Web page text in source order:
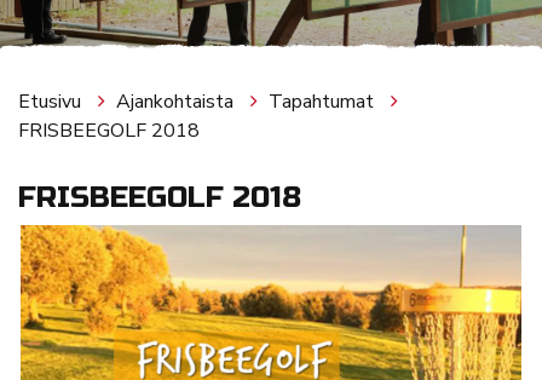
Etusivu Ajankohtaista
Tapahtumat
FRISBEEGOLF 2018
FRISBEEGOLF 2018